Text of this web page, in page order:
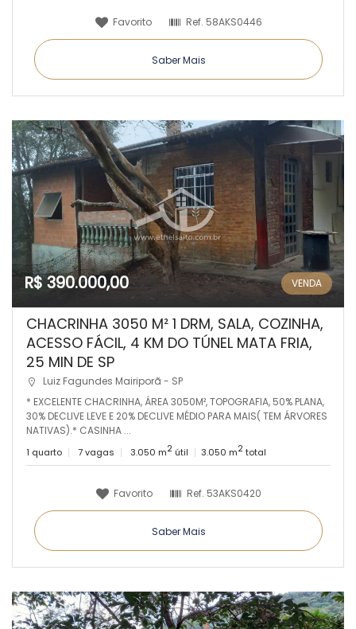
Favorito Ref. 58AKS0446
Saber Mais
R$ 390.000,00 VENDA
CHACRINHA 3050 M² 1 DRM, SALA, COZINHA,
ACESSO FÁCIL, 4 KM DO TÚNEL MATA FRIA,
25 MIN DE SP
Luiz Fagundes Mairiporã - SP
* EXCELENTE CHACRINHA, ÁREA 3050M², TOPOGRAFIA, 50% PLANA,
30% DECLIVE LEVE E 20% DECLIVE MÉDIO PARA MAIS( TEM ÁRVORES
NATIVAS).* CASINHA ...
1 quarto 7 vagas 3.050 m2 útil 3.050 m2total
Favorito Ref. 53AKS0420
Saber Mais